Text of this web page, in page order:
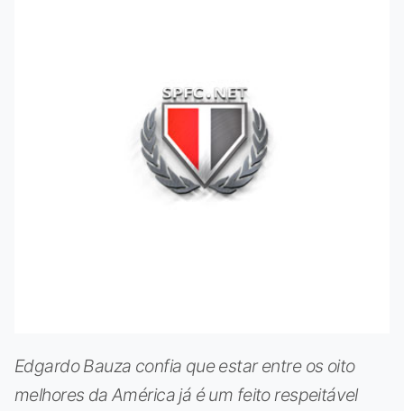
Edgardo Bauza confia que estar entre os oito
melhores da América já é um feito respeitável